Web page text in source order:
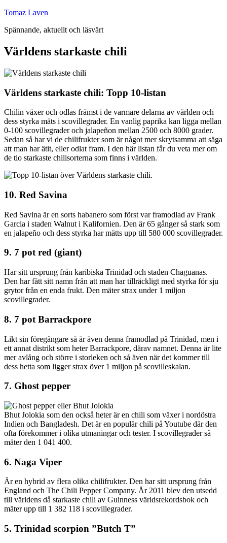
Hoppa
innehåll
Tomaz Laven
Spännande, aktuellt och läsvärt
Världens starkaste chili
Världens starkaste chili: Topp 10-listan
Chilin växer och odlas främst i de varmare delarna av världen och
dess styrka mäts i scovillegrader. En vanlig paprika kan ligga mellan
0-100 scovillegrader och jalapeñon mellan 2500 och 8000 grader.
Sedan så har vi de chilifrukter som är något mer skrytsamma att säga
att man har ätit, eller odlat fram. I den här listan får du veta mer om
de tio starkaste chilisorterna som finns i världen.
10. Red Savina
Red Savina är en sorts habanero som först var framodlad av Frank
Garcia i staden Walnut i Kalifornien. Den är 65 gånger så stark som
en jalapeño och dess styrka har mätts upp till 580 000 scovillegrader.
9. 7 pot red (giant)
Har sitt ursprung från karibiska Trinidad och staden Chaguanas.
Den har fått sitt namn från att man har tillräckligt med styrka för sju
grytor från en enda frukt. Den mäter strax under 1 miljon
scovillegrader.
8. 7 pot Barrackpore
Likt sin föregångare så är även denna framodlad på Trinidad, men i
ett annat distrikt som heter Barrackpore, därav namnet. Denna är lite
mer avlång och större i storleken och så även när det kommer till
dess hetta som ligger strax över 1 miljon på scovilleskalan.
7. Ghost pepper
Bhut Jolokia som den också heter är en chili som växer i nordöstra
Indien och Bangladesh. Det är en populär chili på Youtube där den
ofta förekommer i olika utmaningar och tester. I scovillegrader så
mäter den 1 041 400.
6. Naga Viper
Är en hybrid av flera olika chilifrukter. Den har sitt ursprung från
England och The Chili Pepper Company. År 2011 blev den utsedd
till världens då starkaste chili av Guinness världsrekordsbok och
mäter upp till 1 382 118 i scovillegrader.
5. Trinidad scorpion ”Butch T”